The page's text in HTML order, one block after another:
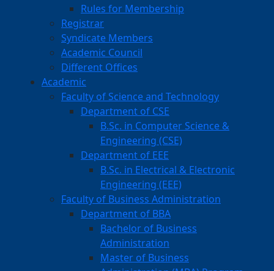
Rules for Membership
Registrar
Syndicate Members
Academic Council
Different Offices
Academic
Faculty of Science and Technology
Department of CSE
B.Sc. in Computer Science &
Engineering (CSE)
Department of EEE
B.Sc. in Electrical & Electronic
Engineering (EEE)
Faculty of Business Administration
Department of BBA
Bachelor of Business
Administration
Master of Business